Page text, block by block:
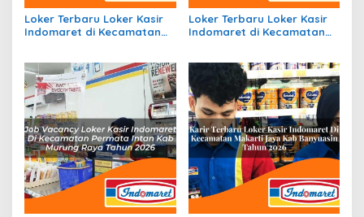
Loker Terbaru Loker Kasir
Indomaret di Kecamatan
Loker Terbaru Loker Kasir
Indomaret di Kecamatan